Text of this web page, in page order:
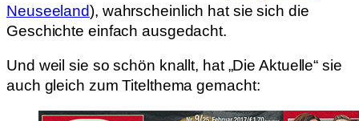
Neuseeland), wahrscheinlich hat sie sich die
Geschichte einfach ausgedacht.
Und weil sie so schön knallt, hat „Die Aktuelle“ sie
auch gleich zum Titelthema gemacht: